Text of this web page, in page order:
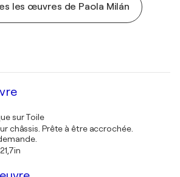
les œuvres de Paola Milán
sur Toile
châssis. Prête à être accrochée.